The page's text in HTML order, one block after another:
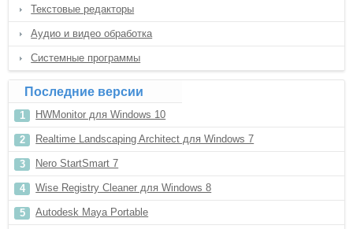
Текстовые редакторы
Аудио и видео обработка
Системные программы
Последние версии
HWMonitor для Windows 10
Realtime Landscaping Architect для Windows 7
Nero StartSmart 7
Wise Registry Cleaner для Windows 8
Autodesk Maya Portable